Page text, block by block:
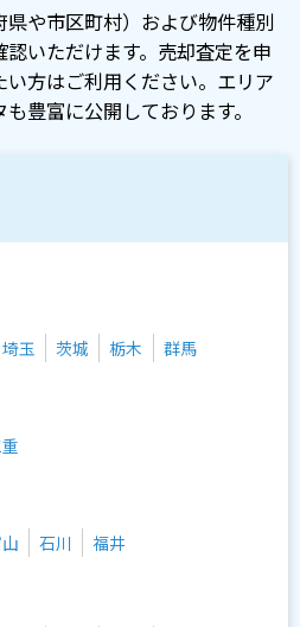
や市区町村）および物件種別
いただけます。売却査定を申
方はご利用ください。エリア
豊富に公開しております。
埼玉 茨城 栃木 群馬
石川 福井